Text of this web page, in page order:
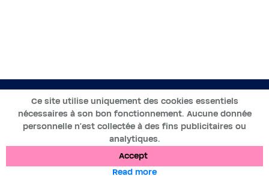
EN
2019-2025 ©BWT by Wess Soft - All rights reserved
Data protectionCookiesLegal notices
Accept
Ce site utilise uniquement des cookies essentiels
nécessaires à son bon fonctionnement. Aucune donnée
personnelle n’est collectée à des fins publicitaires ou
analytiques.
Read more